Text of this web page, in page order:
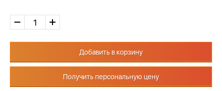
Добавить в корзину
Получить персональную цену